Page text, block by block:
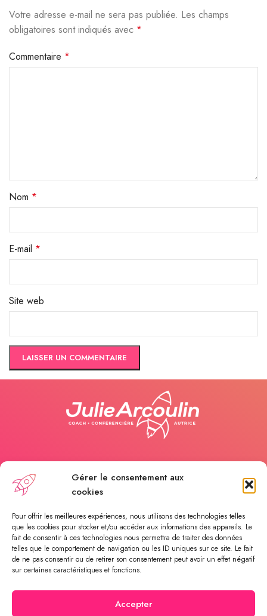
Gérer le consentement aux
cookies
Pour offrir les meilleures expériences, nous utilisons des technologies telles
que les cookies pour stocker et/ou accéder aux informations des appareils. Le
fait de consentir à ces technologies nous permettra de traiter des données
telles que le comportement de navigation ou les ID uniques sur ce site. Le fait
de ne pas consentir ou de retirer son consentement peut avoir un effet négatif
sur certaines caractéristiques et fonctions.
Accepter
Votre adresse e-mail ne sera pas publiée. Les champs
obligatoires sont indiqués avec *
Commentaire *
Nom *
E-mail *
Site web
Alternative:
Appelez-moi
Payer une séance
Rendez-vous en ligne